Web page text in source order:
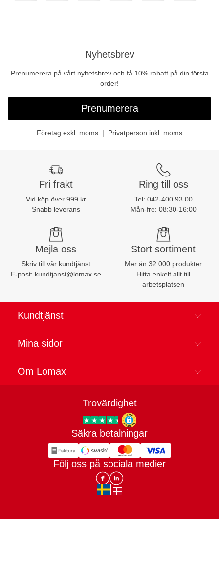
Nyhetsbrev
Prenumerera på vårt nyhetsbrev och få 10% rabatt på din första
order!
Prenumerera
Företag exkl. moms Privatperson inkl. moms
Fri frakt
Vid köp över 999 kr
Snabb leverans
Ring till oss
Tel: 042-400 93 00
Mån-fre: 08:30-16:00
Mejla oss
Skriv till vår kundtjänst
E-post: kundtjanst@lomax.se
Stort sortiment
Mer än 32 000 produkter
Hitta enkelt allt till
arbetsplatsen
Kundtjänst
Mina sidor
Om Lomax
Trovärdighet
Trygg E-handel
Säkra betalningar
Följ oss på sociala medier
Lomax DK Facebook
Lomax SE LinkIn
sv-SEda-DK